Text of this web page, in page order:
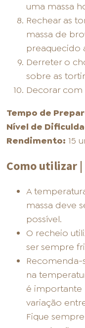
uma massa
Rechear as
massa de
preaquecido
Derreter o
sobre as
Decorar com
Tempo de
Nível de
Rendimento: 15
Como utilizar |
A
massa deve
possível.
O recheio
ser sempre
na
é importante
variação
Fique